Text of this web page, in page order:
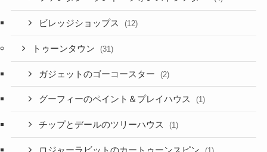
ビレッジショップス (12)
トゥーンタウン (31)
ガジェットのゴーコースター (2)
グーフィーのペイント＆プレイハウス (1)
チップとデールのツリーハウス (1)
ロジャーラビットのカートゥーンスピン